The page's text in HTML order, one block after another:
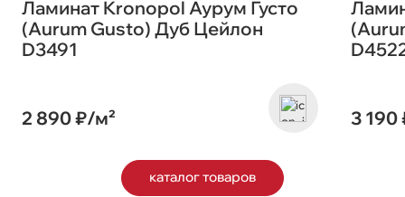
Ламинат Kronopol Аурум Густо
(Aurum Gusto) Дуб Цейлон
D3491
2 890 ₽/м² 3 190
каталог товаров